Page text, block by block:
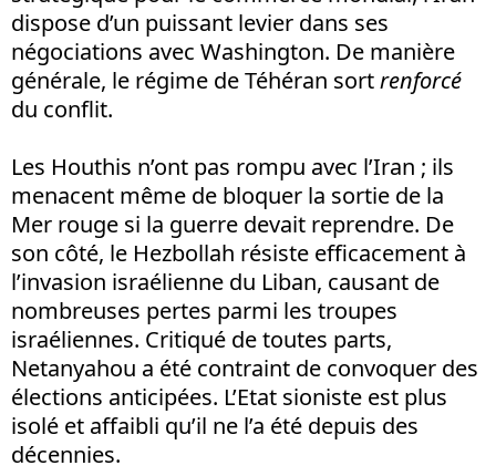
dispose d’un puissant levier dans ses
négociations avec Washington. De manière
générale, le régime de Téhéran sortrenforcé
du conflit.
Les Houthis n’ont pas rompu avec l’Iran ; ils
menacent même de bloquer la sortie de la
Mer rouge si la guerre devait reprendre. De
son côté, le Hezbollah résiste efficacement à
l’invasion israélienne du Liban, causant de
nombreuses pertes parmi les troupes
israéliennes. Critiqué de toutes parts,
Netanyahou a été contraint de convoquer des
élections anticipées. L’Etat sioniste est plus
isolé et affaibli qu’il ne l’a été depuis des
décennies.